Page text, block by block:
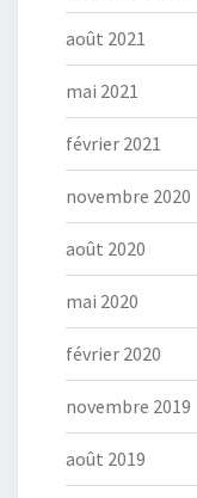
août 2021
mai 2021
février 2021
novembre 2020
août 2020
mai 2020
février 2020
novembre 2019
août 2019